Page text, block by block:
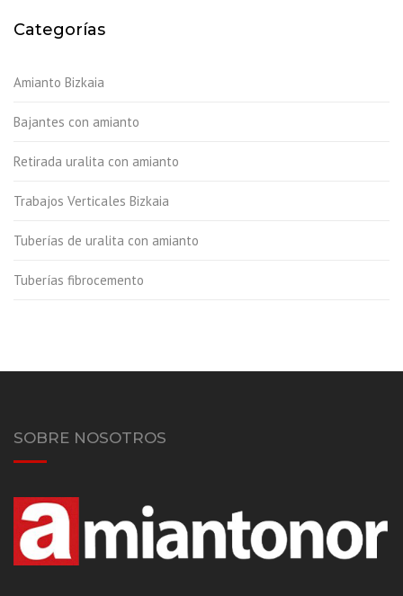
Categorías
Amianto Bizkaia
Bajantes con amianto
Retirada uralita con amianto
Trabajos Verticales Bizkaia
Tuberías de uralita con amianto
Tuberías fibrocemento
SOBRE NOSOTROS